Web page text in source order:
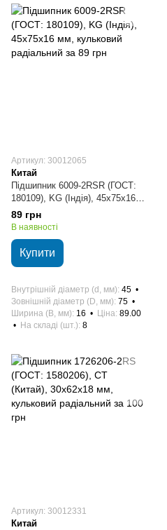
Артикул: 30012065
Китай
Підшипник 6009-2RSR (ГОСТ:
180109), KG (Індія), 45х75х16
мм, кульковий радіальний
89 грн
В наявності
Купити
Внутрішній діаметр (d, мм) 45
Зовнішній діаметр (D, мм) 75
Ширина (B, мм) 16 Ціна 89.00
На складі (шт.) 8
Артикул: 30012331
Китай